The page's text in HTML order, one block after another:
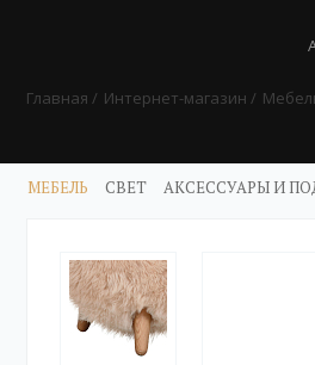
Главная Интернет-магазин
МЕБЕЛЬ СВЕТ АКСЕССУАРЫ И